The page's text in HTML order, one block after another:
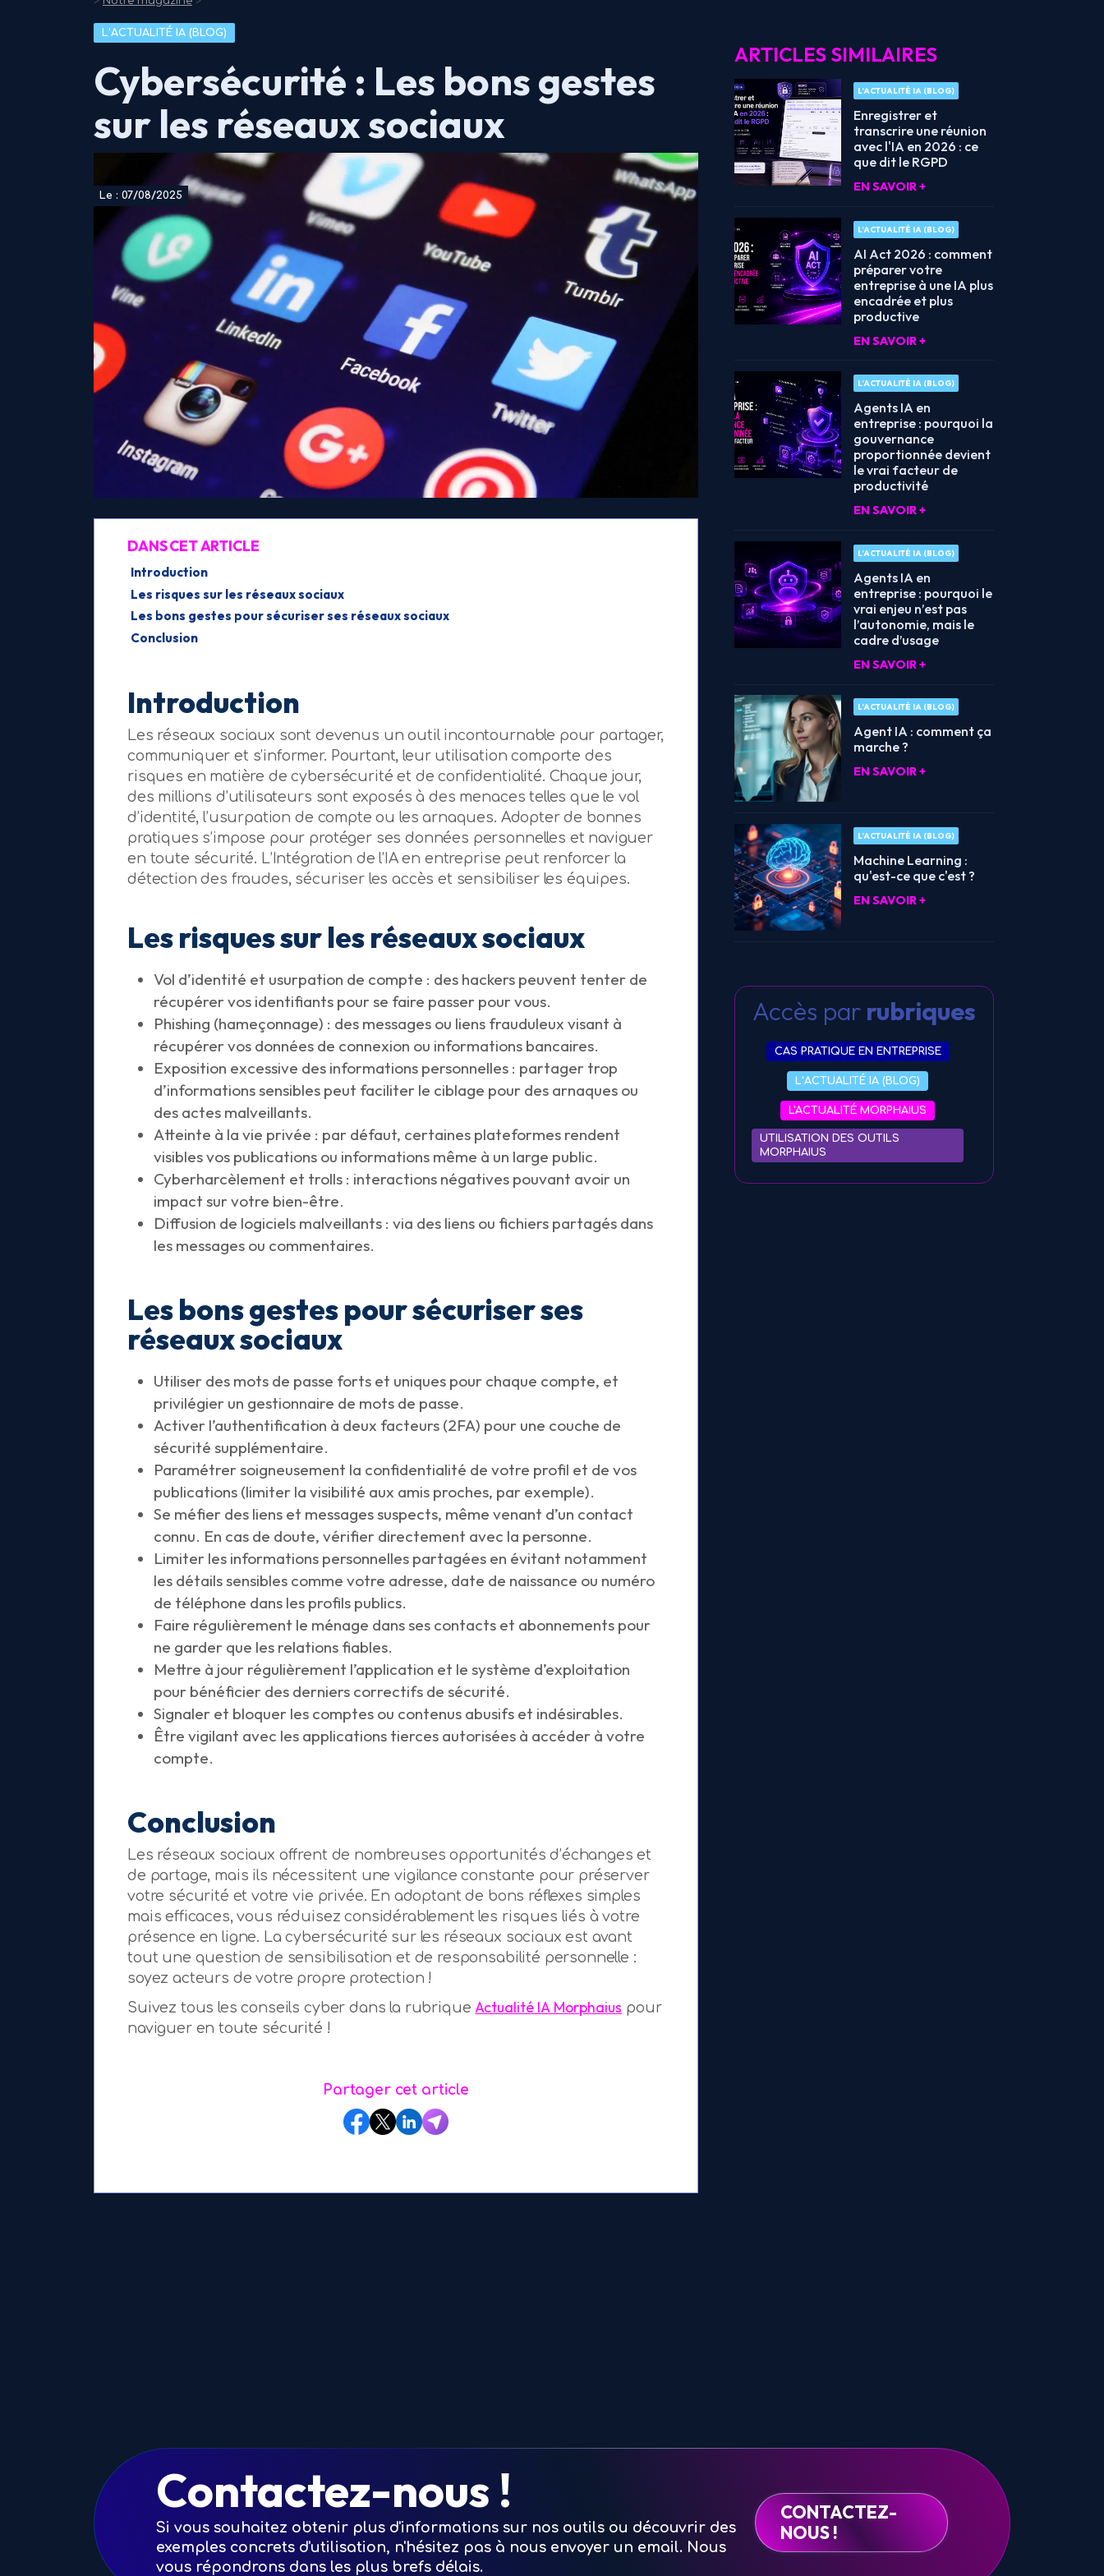
L’ACTUALITÉ IA (BLOG)
Cybersécurité : Les bons gestes
sur les réseaux sociaux
Le : 07/08/2025
DANS CET ARTICLE
Introduction
Les risques sur les réseaux sociaux
Les bons gestes pour sécuriser ses réseaux sociaux
Conclusion
Introduction
Les réseaux sociaux sont devenus un outil incontournable pour partager,
communiquer et s’informer. Pourtant, leur utilisation comporte des
risques en matière de cybersécurité et de confidentialité. Chaque jour,
des millions d’utilisateurs sont exposés à des menaces telles que le vol
d’identité, l’usurpation de compte ou les arnaques. Adopter de bonnes
pratiques s’impose pour protéger ses données personnelles et naviguer
en toute sécurité. L’Intégration de l’IA en entreprise peut renforcer la
détection des fraudes, sécuriser les accès et sensibiliser les équipes.
Les risques sur les réseaux sociaux
Vol d’identité et usurpation de compte : des hackers peuvent tenter de
récupérer vos identifiants pour se faire passer pour vous.
Phishing (hameçonnage) : des messages ou liens frauduleux visant à
récupérer vos données de connexion ou informations bancaires.
Exposition excessive des informations personnelles : partager trop
d’informations sensibles peut faciliter le ciblage pour des arnaques ou
des actes malveillants.
Atteinte à la vie privée : par défaut, certaines plateformes rendent
visibles vos publications ou informations même à un large public.
Cyberharcèlement et trolls : interactions négatives pouvant avoir un
impact sur votre bien-être.
Diffusion de logiciels malveillants : via des liens ou fichiers partagés dans
les messages ou commentaires.
Les bons gestes pour sécuriser ses
réseaux sociaux
Utiliser des mots de passe forts et uniques pour chaque compte, et
privilégier un gestionnaire de mots de passe.
Activer l’authentification à deux facteurs (2FA) pour une couche de
sécurité supplémentaire.
Paramétrer soigneusement la confidentialité de votre profil et de vos
publications (limiter la visibilité aux amis proches, par exemple).
Se méfier des liens et messages suspects, même venant d’un contact
connu. En cas de doute, vérifier directement avec la personne.
Limiter les informations personnelles partagées en évitant notamment
les détails sensibles comme votre adresse, date de naissance ou numéro
de téléphone dans les profils publics.
Faire régulièrement le ménage dans ses contacts et abonnements pour
ne garder que les relations fiables.
Mettre à jour régulièrement l’application et le système d’exploitation
pour bénéficier des derniers correctifs de sécurité.
Signaler et bloquer les comptes ou contenus abusifs et indésirables.
Être vigilant avec les applications tierces autorisées à accéder à votre
compte.
Conclusion
Les réseaux sociaux offrent de nombreuses opportunités d’échanges et
de partage, mais ils nécessitent une vigilance constante pour préserver
votre sécurité et votre vie privée. En adoptant de bons réflexes simples
mais efficaces, vous réduisez considérablement les risques liés à votre
présence en ligne. La cybersécurité sur les réseaux sociaux est avant
tout une question de sensibilisation et de responsabilité personnelle :
soyez acteurs de votre propre protection !
Suivez tous les conseils cyber dans la rubrique Actualité IA Morphaius pour
naviguer en toute sécurité !
Partager cet article
ARTICLES SIMILAIRES
L’ACTUALITÉ IA (BLOG)
Enregistrer et
transcrire une réunion
avec l'IA en 2026 : ce
que dit le RGPD
EN SAVOIR +
L’ACTUALITÉ IA (BLOG)
AI Act 2026 : comment
préparer votre
entreprise à une IA plus
encadrée et plus
productive
EN SAVOIR +
L’ACTUALITÉ IA (BLOG)
Agents IA en
entreprise : pourquoi la
gouvernance
proportionnée devient
le vrai facteur de
productivité
EN SAVOIR +
L’ACTUALITÉ IA (BLOG)
Agents IA en
entreprise : pourquoi le
vrai enjeu n’est pas
l’autonomie, mais le
cadre d’usage
EN SAVOIR +
L’ACTUALITÉ IA (BLOG)
Agent IA : comment ça
marche ?
EN SAVOIR +
L’ACTUALITÉ IA (BLOG)
Machine Learning :
qu'est-ce que c'est ?
EN SAVOIR +
Accès par rubriques
CAS PRATIQUE EN ENTREPRISE
L’ACTUALITÉ IA (BLOG)
L'ACTUALITÉ MORPHAIUS
UTILISATION DES OUTILS
MORPHAIUS
Contactez-nous !
Si vous souhaitez obtenir plus d'informations sur nos outils ou découvrir des
exemples concrets d'utilisation, n'hésitez pas à nous envoyer un email. Nous
vous répondrons dans les plus brefs délais.
CONTACTEZ-
NOUS !